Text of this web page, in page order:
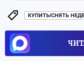
КУПИТЬ/СНЯТЬ